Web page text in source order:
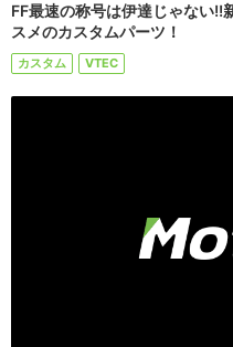
FF最速の称号は伊達じゃない!!
スメのカスタムパーツ！
カスタム VTEC